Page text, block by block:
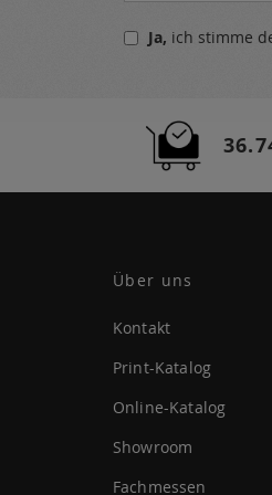
für Ja, ich stimme
Über uns
Kontakt
Print-Katalog
Online-Katalog
Showroom
Fachmessen